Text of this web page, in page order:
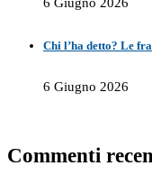
Chi l’ha detto? Le
6 Giugno 2026
Commenti